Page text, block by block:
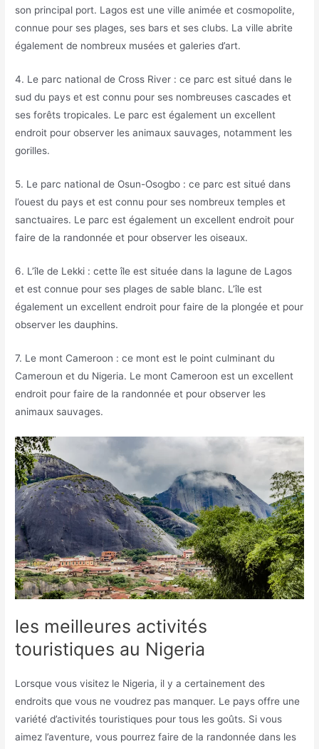
son principal port. Lagos est une ville animée et cosmopolite,
connue pour ses plages, ses bars et ses clubs. La ville abrite
également de nombreux musées et galeries d’art.
4. Le parc national de Cross River : ce parc est situé dans le
sud du pays et est connu pour ses nombreuses cascades et
ses forêts tropicales. Le parc est également un excellent
endroit pour observer les animaux sauvages, notamment les
gorilles.
5. Le parc national de Osun-Osogbo : ce parc est situé dans
l’ouest du pays et est connu pour ses nombreux temples et
sanctuaires. Le parc est également un excellent endroit pour
faire de la randonnée et pour observer les oiseaux.
6. L’île de Lekki : cette île est située dans la lagune de Lagos
et est connue pour ses plages de sable blanc. L’île est
également un excellent endroit pour faire de la plongée et pour
observer les dauphins.
7. Le mont Cameroon : ce mont est le point culminant du
Cameroun et du Nigeria. Le mont Cameroon est un excellent
endroit pour faire de la randonnée et pour observer les
animaux sauvages.
les meilleures activités
touristiques au Nigeria
Lorsque vous visitez le Nigeria, il y a certainement des
endroits que vous ne voudrez pas manquer. Le pays offre une
variété d’activités touristiques pour tous les goûts. Si vous
aimez l’aventure, vous pourrez faire de la randonnée dans les